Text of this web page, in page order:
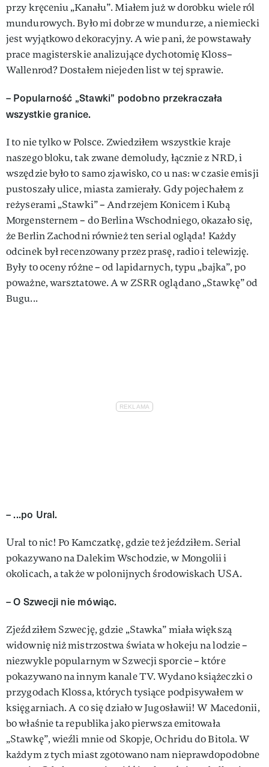
przy kręceniu „Kanału”. Miałem już w dorobku wiele ról
mundurowych. Było mi dobrze w mundurze, a nie­miecki
jest wyjątkowo dekoracyjny. A wie pani, że powstawały
prace magisterskie analizujące dychoto­mię Kloss–
Wallenrod? Dostałem niejeden list w tej sprawie.
– Popularność „Stawki” podobno prze­kraczała
wszystkie granice.
I to nie tylko w Polsce. Zwiedzi­łem wszystkie kraje
naszego blo­ku, tak zwane demoludy, łącznie z NRD, i
wszędzie było to samo zja­wisko, co u nas: w czasie emisji
pustoszały ulice, miasta zamiera­ły. Gdy pojechałem z
reżyserami „Stawki” – Andrzejem Konicem i Kubą
Morgensternem – do Berlina Wschodniego, okazało się,
że Berlin Zachodni również ten serial ogląda! Każdy
odcinek był recenzowany przez prasę, radio i telewizję.
Były to oceny różne – od lapidarnych, typu „bajka”, po
poważne, warsztatowe. A w ZSRR oglądano „Stawkę” od
Bugu...
– ...po Ural.
Ural to nic! Po Kamczatkę, gdzie też jeździłem. Serial
pokazywano na Dalekim Wschodzie, w Mongolii i
okolicach, a także w polonijnych środowiskach USA.
– O Szwecji nie mówiąc.
Zjeździłem Szwecję, gdzie „Staw­ka” miała większą
widownię niż mistrzostwa świata w hokeju na lodzie –
niezwykle popularnym w Szwecji sporcie – które
pokazywa­no na innym kanale TV. Wydano książeczki o
przygodach Klossa, któ­rych tysiące podpisywałem w
księ­garniach. A co się działo w Jugosławii! W Macedonii,
bo właśnie ta repu­blika jako pierwsza emitowała
„Stawkę”, wieźli mnie od Skopje, Ochridu do Bitola. W
każdym z tych miast zgotowano nam nieprawdo­podobne